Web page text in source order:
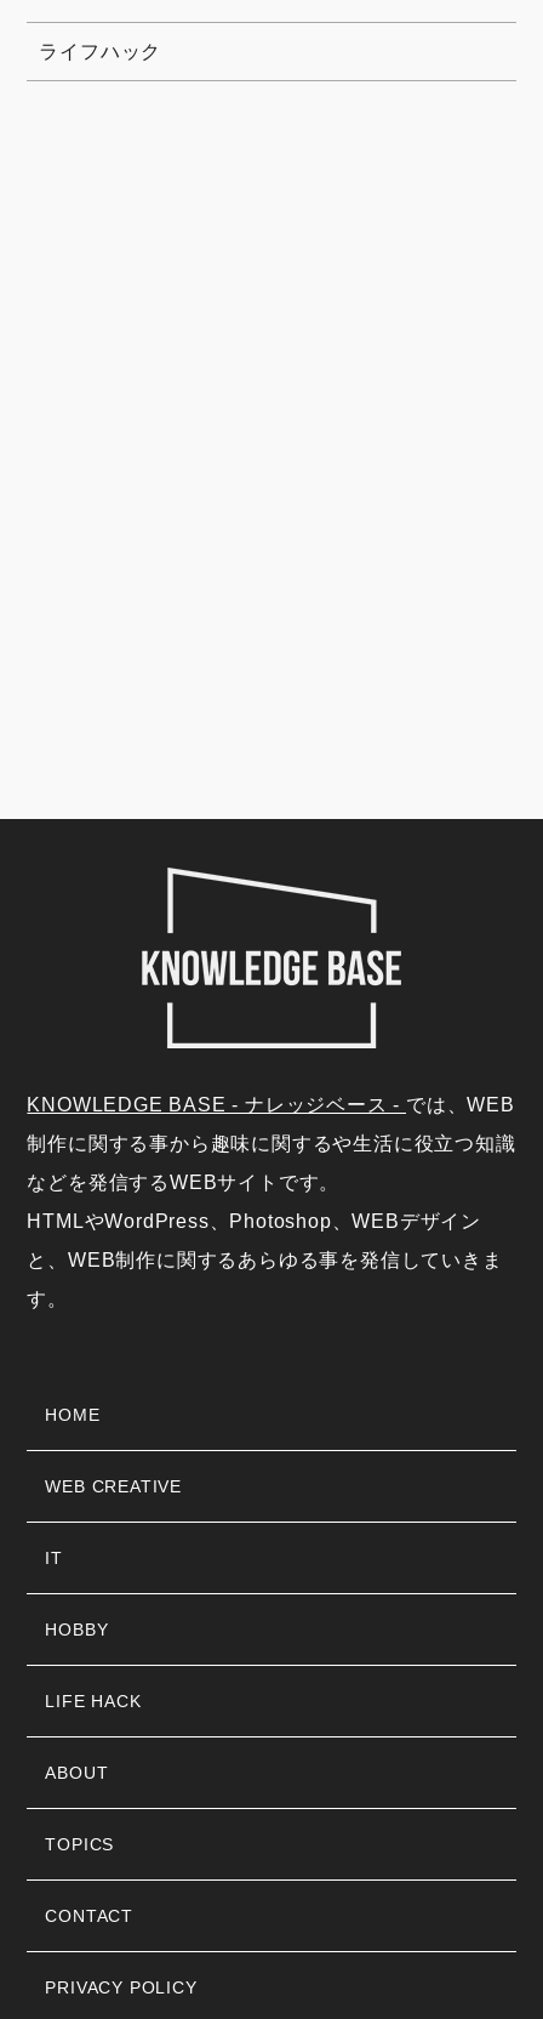
ライフハック
KNOWLEDGE BASE - ナレッジベース - では、WEB
制作に関する事から趣味に関するや生活に役立つ知識
などを発信するWEBサイトです。
HTMLやWordPress、Photoshop、WEBデザイン
と、WEB制作に関するあらゆる事を発信していきま
す。
HOME
WEB CREATIVE
IT
HOBBY
LIFE HACK
ABOUT
TOPICS
CONTACT
PRIVACY POLICY